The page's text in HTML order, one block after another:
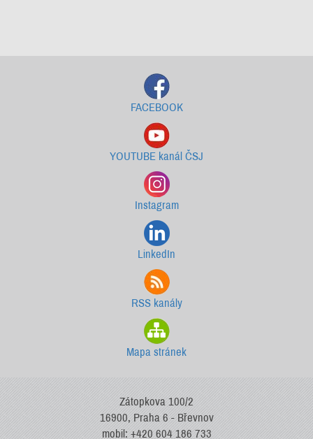
FACEBOOK
YOUTUBE kanál ČSJ
Instagram
LinkedIn
RSS kanály
Mapa stránek
Zátopkova 100/2
16900, Praha 6 - Břevnov
mobil: +420 604 186 733